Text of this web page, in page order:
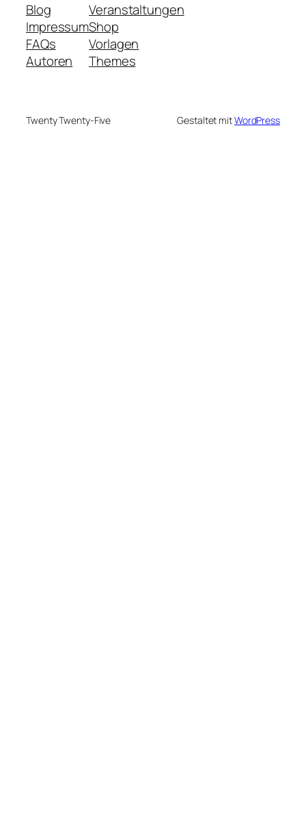
Blog
Impressum
FAQs
Autoren
Veranstaltungen
Shop
Vorlagen
Themes
Twenty Twenty-Five Gestaltet mitWordPress